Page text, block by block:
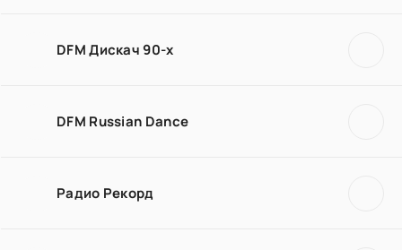
DFM Дискач 90-х
DFM Russian Dance
Радио Рекорд